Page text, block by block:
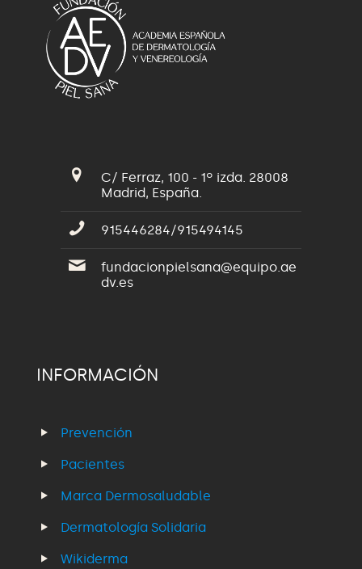
C/ Ferraz, 100 - 1º izda. 28008
Madrid, España.
915446284/915494145
fundacionpielsana@equipo.ae
dv.es
INFORMACIÓN
Prevención
Pacientes
Marca Dermosaludable
Dermatología Solidaria
Wikiderma